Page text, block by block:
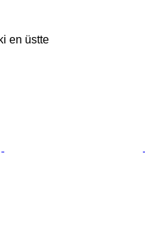
en üstte